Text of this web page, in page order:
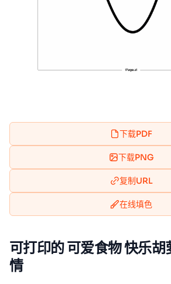
下载PDF
下载PNG
复制URL
在线填色
可打印的 可爱食物 快乐胡
情